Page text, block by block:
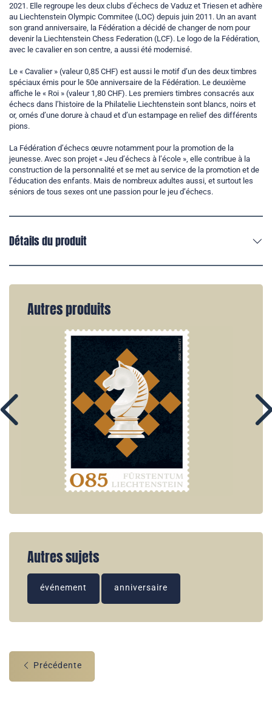
2021. Elle regroupe les deux clubs d’échecs de Vaduz et Triesen et adhère
au Liechtenstein Olympic Commitee (LOC) depuis juin 2011. Un an avant
son grand anniversaire, la Fédération a décidé de changer de nom pour
devenir la Liechtenstein Chess Federation (LCF). Le logo de la Fédération,
avec le cavalier en son centre, a aussi été modernisé.
Le « Cavalier » (valeur 0,85 CHF) est aussi le motif d’un des deux timbres
spéciaux émis pour le 50e anniversaire de la Fédération. Le deuxième
affiche le « Roi » (valeur 1,80 CHF). Les premiers timbres consacrés aux
échecs dans l’histoire de la Philatelie Liechtenstein sont blancs, noirs et
or, ornés d’une dorure à chaud et d’un estampage en relief des différents
pions.
La Fédération d’échecs œuvre notamment pour la promotion de la
jeunesse. Avec son projet « Jeu d’échecs à l’école », elle contribue à la
construction de la personnalité et se met au service de la promotion et de
l’éducation des enfants. Mais de nombreux adultes aussi, et surtout les
séniors de tous sexes ont une passion pour le jeu d’échecs.
Détails du produit
Autres produits
Autres sujets
événement anniversaire
Précédente